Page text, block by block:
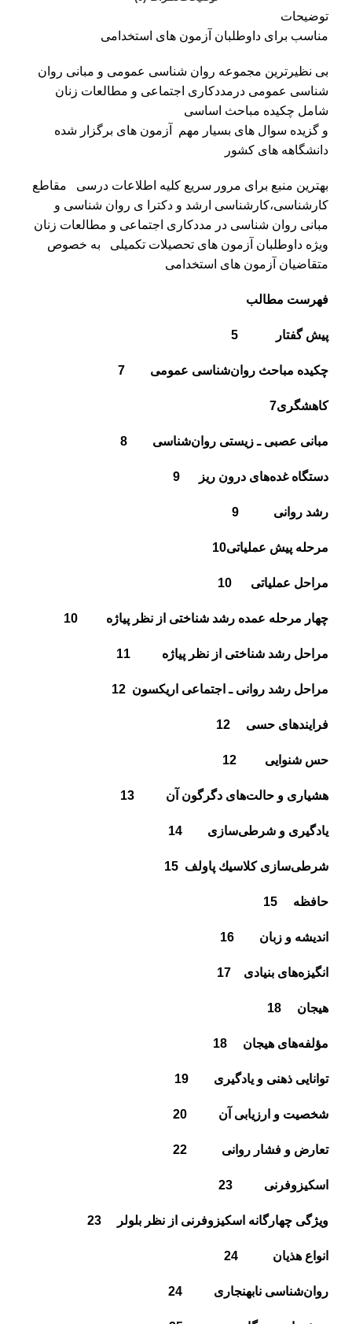
توضیحات
مناسب برای داوطلبان آزمون های استخدامی
بی نظیرترین مجموعه روان شناسی عمومی و مبانی روان
شناسی عمومی درمددکاری اجتماعی و مطالعات زنان
شامل چکیده مباحث اساسی
و گزیده سوال های بسیار مهم آزمون های برگزار شده
دانشگاهه های کشور
بهترین منبع برای مرور سریع کلیه اطلاعات درسی مقاطع
کارشناسی،کارشناسی ارشد و دکترا ی روان شناسی و
مبانی روان شناسی در مددکاری اجتماعی و مطالعات زنان
ویژه داوطلبان آزمون های تحصیلات تکمیلی به خصوص
متقاضیان آزمون های استخدامی
فهرست مطالب
پیش گفتار 5
چکیده مباحث روان‌شناسى عمومی
كاهشگرى7
مبانى عصبى ـ زيستى روان‌شناسى
دستگاه غده‌هاى درون ريز
رشد روانى
مرحله پيش عملياتى10
مراحل عملياتى
چهار مرحله عمده رشد شناختى از نظر پياژه
مراحل رشد شناختى از نظر پياژه
مراحل رشد روانى ـ اجتماعى اريكسون
فرايندهاى حسى
حس شنوايى
هشيارى و حالت‌هاى دگرگون آن
يادگيرى و شرطى‌سازى
شرطى‌سازى كلاسيك پاولف
حافظه
انديشه و زبان
انگيزه‌هاى بنيادى
هيجان
مؤلفه‌هاى هيجان
توانايى ذهنى و يادگيرى
شخصيت و ارزيابى آن
تعارض و فشار روانى
اسكيزوفرنى
ويژگى چهارگانه اسكيزوفرنى از نظر بلولر
انواع هذيان
روان‌شناسى نابهنجارى